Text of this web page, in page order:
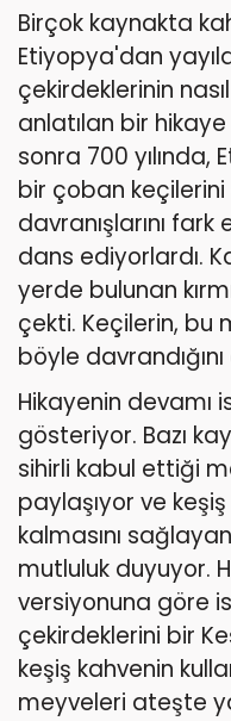
Birçok kaynakta
Etiyopya'dan
çekirdeklerinin
anlatılan bir
sonra 700 yılında,
bir çoban keçilerini
davranışlarını
dans ediyorlardı.
yerde bulunan
çekti. Keçilerin, bu
böyle
Hikayenin devamı
gösteriyor. Bazı
sihirli kabul ettiği
paylaşıyor ve
kalmasını
mutluluk duyuyor.
versiyonuna göre
çekirdeklerini bir
keşiş kahvenin
meyveleri ateşte